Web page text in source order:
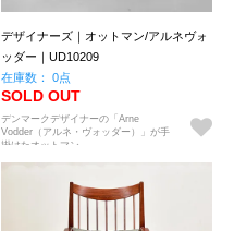
デザイナーズ｜オットマン/アルネヴォ
ッダー｜UD10209
在庫数： 0点
SOLD OUT
デンマークデザイナーの「Arne
Vodder（アルネ・ヴォッダー）」が手
掛けたオットマン。